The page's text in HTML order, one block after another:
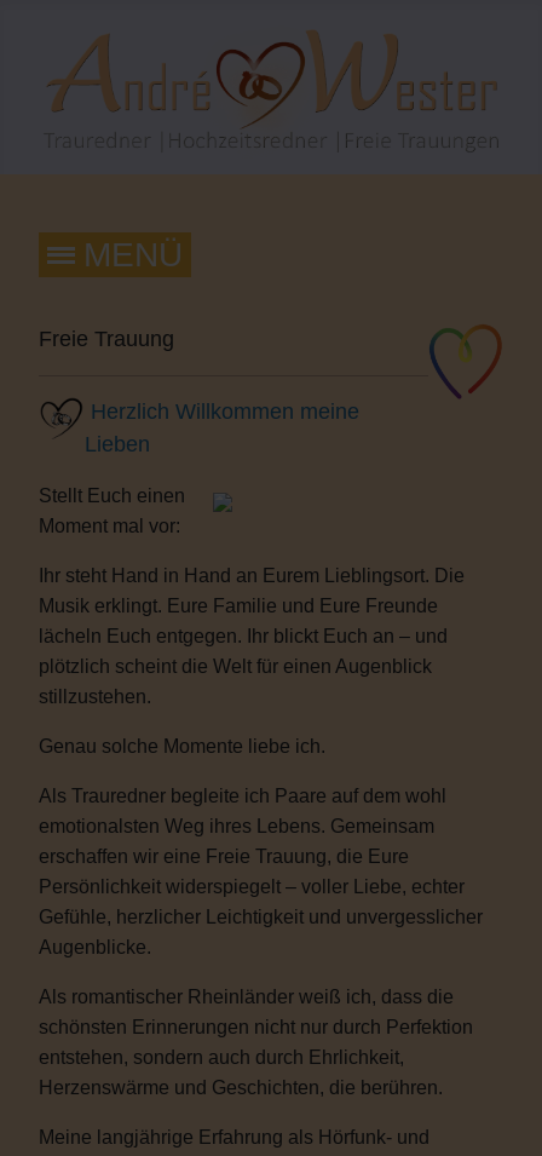
Freie Trauung
Herzlich Willkommen meine
Lieben
Stellt Euch einen
Moment mal vor:
Ihr steht Hand in Hand an Eurem Lieblingsort. Die
Musik erklingt. Eure Familie und Eure Freunde
lächeln Euch entgegen. Ihr blickt Euch an – und
plötzlich scheint die Welt für einen Augenblick
stillzustehen.
Genau solche Momente liebe ich.
Als Trauredner begleite ich Paare auf dem wohl
emotionalsten Weg ihres Lebens. Gemeinsam
erschaffen wir eine Freie Trauung, die Eure
Persönlichkeit widerspiegelt – voller Liebe, echter
Gefühle, herzlicher Leichtigkeit und unvergesslicher
Augenblicke.
Als romantischer Rheinländer weiß ich, dass die
schönsten Erinnerungen nicht nur durch Perfektion
entstehen, sondern auch durch Ehrlichkeit,
Herzenswärme und Geschichten, die berühren.
Meine langjährige Erfahrung als Hörfunk- und